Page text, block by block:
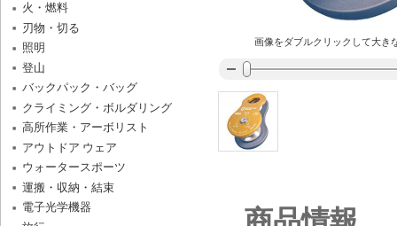
画像をダブルクリックして大き
火・燃料
刃物・切る
照明
登山
バックパック・バッグ
クライミング・ボルダリング
高所作業・アーボリスト
アウトドア ウェア
ウォータースポーツ
運搬・収納・結束
電子光学機器